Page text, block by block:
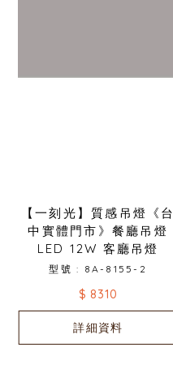
【一刻光】質感吊燈《台
中實體門市》餐廳吊燈
LED 12W 客廳吊燈
型號 : 8A-8155-2
$ 8310
詳細資料